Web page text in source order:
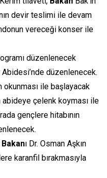
devir teslimi ile devam
vereceği konser ile
düzenlenecek
düzenlenecek.
okunması ile başlayacak
abideye çelenk koyması ile
gençlere hitabının
Bakanı Dr. Osman Aşkın
karanfil bırakmasıyla